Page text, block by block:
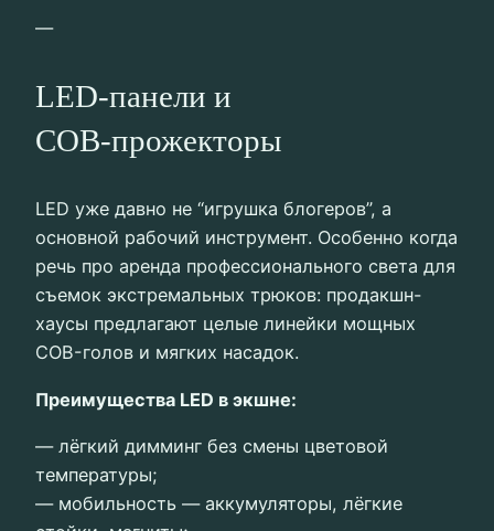
—
LED-панели и
COB‑прожекторы
LED уже давно не “игрушка блогеров”, а
основной рабочий инструмент. Особенно когда
речь про аренда профессионального света для
съемок экстремальных трюков: продакшн-
хаусы предлагают целые линейки мощных
COB-голов и мягких насадок.
Преимущества LED в экшне:
— лёгкий димминг без смены цветовой
температуры;
— мобильность — аккумуляторы, лёгкие